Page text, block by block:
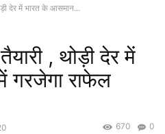
देर में भारत के आसमान...
, थोड़ी देर में
गरजेगा राफेल
0
670